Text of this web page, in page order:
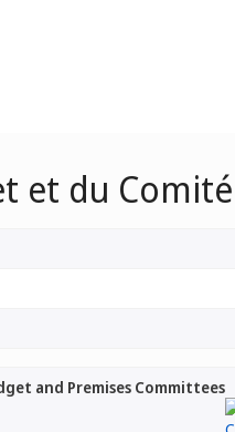
et du
and Premises Committees